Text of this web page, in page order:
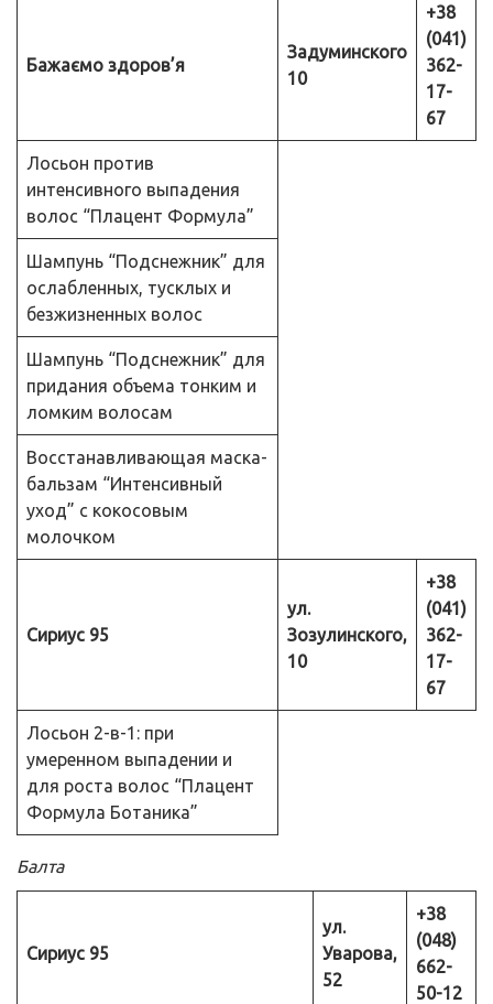
Бажаємо здоров’я
Задуминского
10
+38
(041)
362-
17-
67
Лосьон против
интенсивного выпадения
волос “Плацент Формула”
Шампунь “Подснежник” для
ослабленных, тусклых и
безжизненных волос
Шампунь “Подснежник” для
придания объема тонким и
ломким волосам
Восстанавливающая маска-
бальзам “Интенсивный
уход” с кокосовым
молочком
Сириус 95
ул.
Зозулинского,
10
+38
(041)
362-
17-
67
Лосьон 2-в-1: при
умеренном выпадении и
для роста волос “Плацент
Формула Ботаника”
Балта
Сириус 95
ул.
Уварова,
52
+38
(048)
662-
50-12